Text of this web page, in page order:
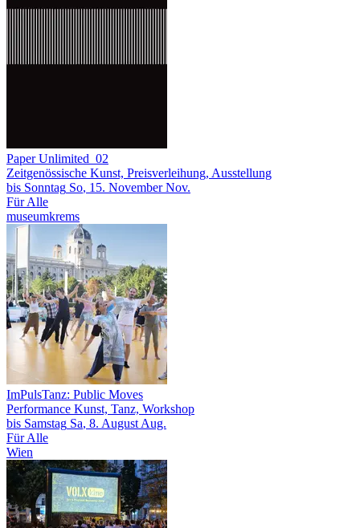
Paper Unlimited_02
Zeitgenössische Kunst, Preisverleihung, Ausstellung
bis Sonntag So, 15. November Nov.
Für Alle
museumkrems
ImPulsTanz: Public Moves
Performance Kunst, Tanz, Workshop
bis Samstag Sa, 8. August Aug.
Für Alle
Wien